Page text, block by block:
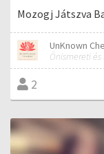
Mozogj Játszva
UnKnown
2